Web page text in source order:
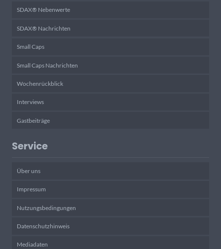
SDAX® Nebenwerte
SDAX® Nachrichten
Small Caps
Small Caps Nachrichten
Wochenrückblick
Interviews
Gastbeiträge
Service
Über uns
Impressum
Nutzungsbedingungen
Datenschutzhinweis
Mediadaten